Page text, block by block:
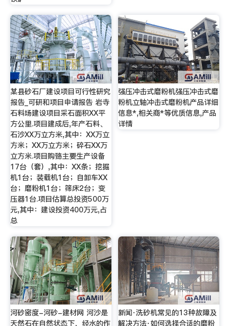
某县砂石厂建设项目可行性研究
报告_可研和项目申请报告 岩寺
石料场建设项目采石面积XX平
方公里.项目建成后,年产石料、
石沙XX万立方米,其中：XX万立
方米；XX万立方米；碎石XX万
立方米.项目购臵主要生产设备
17台（套）,其中：XX条；挖掘
机1台；装载机1台；自卸车XX
台；磨粉机1台；筛床2台；变
压器1台.项目估算总投资500万
元,其中：建设投资400万元,占
总
强压冲击式磨粉机强压冲击式磨
粉机立轴冲击式磨粉机产品详细
信息*,相关商*等优质信息,产品
详情
河砂密度-河砂-建材网 河沙是
天然石在自然状态下，经水的作
新闻·洗砂机常见的13种故障及
解决方法·如何选择合适的磨粉